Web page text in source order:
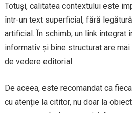
Totuși, calitatea contextului este
într-un text superficial, fără
artificial. În schimb, un link integrat
informativ și bine structurat are
de vedere editorial.
De aceea, este recomandat ca
cu atenție la cititor, nu doar la